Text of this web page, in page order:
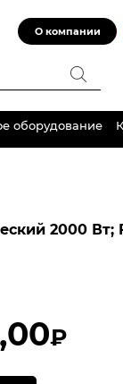
О компании
оборудование
2000 Вт;
₽